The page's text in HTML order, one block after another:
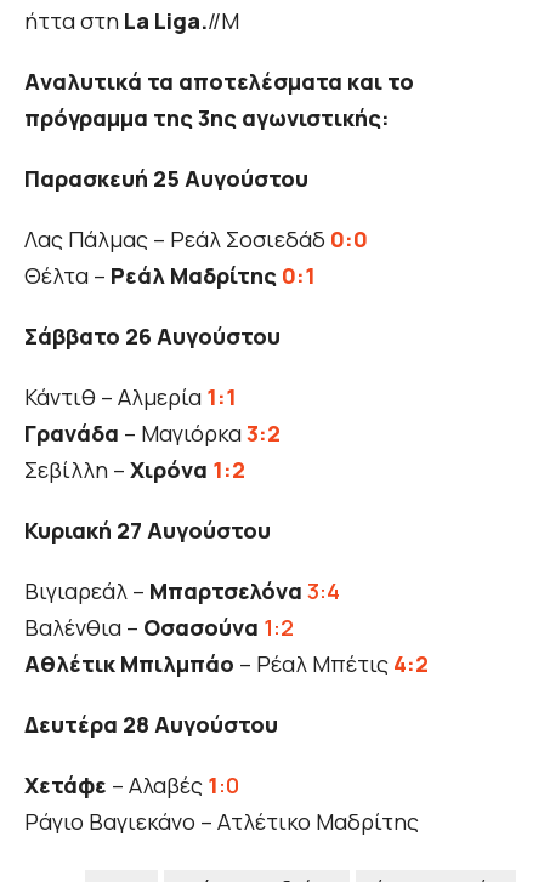
ήττα στη La Liga.//Μ
Aναλυτικά τα αποτελέσματα και το
πρόγραμμα της 3ης αγωνιστικής:
Παρασκευή 25 Αυγούστου
Λας Πάλμας – Ρεάλ Σοσιεδάδ 0:0
Θέλτα – Ρεάλ Μαδρίτης 0:1
Σάββατο 26 Αυγούστου
Κάντιθ – Αλμερία 1:1
Γρανάδα – Μαγιόρκα3:2
Σεβίλλη – Χιρόνα 1:2
Κυριακή 27 Αυγούστου
Βιγιαρεάλ – Μπαρτσελόνα 3:4
Βαλένθια – Οσασούνα 1:2
Αθλέτικ Μπιλμπάο – Ρέαλ Μπέτις 4:2
Δευτέρα 28 Αυγούστου
Χετάφε – Αλαβές 1:0
Ράγιο Βαγιεκάνο – Ατλέτικο Μαδρίτης